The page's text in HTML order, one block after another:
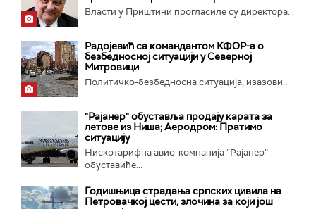
Власти у Приштини прогласиле су директора...
Радојевић са командантом КФОР-а о
безбедносној ситуацији у Северној
Митровици
Политичко-безбедносна ситуација, изазови...
"Рајанер" обуставља продају карата за
летове из Ниша; Аеродром: Пратимо
ситуацију
Нискотарифна авио-компанија “Рајанер”
обуставиће...
Годишњица страдања српских цивила на
Петровачкој цести, злочина за који још